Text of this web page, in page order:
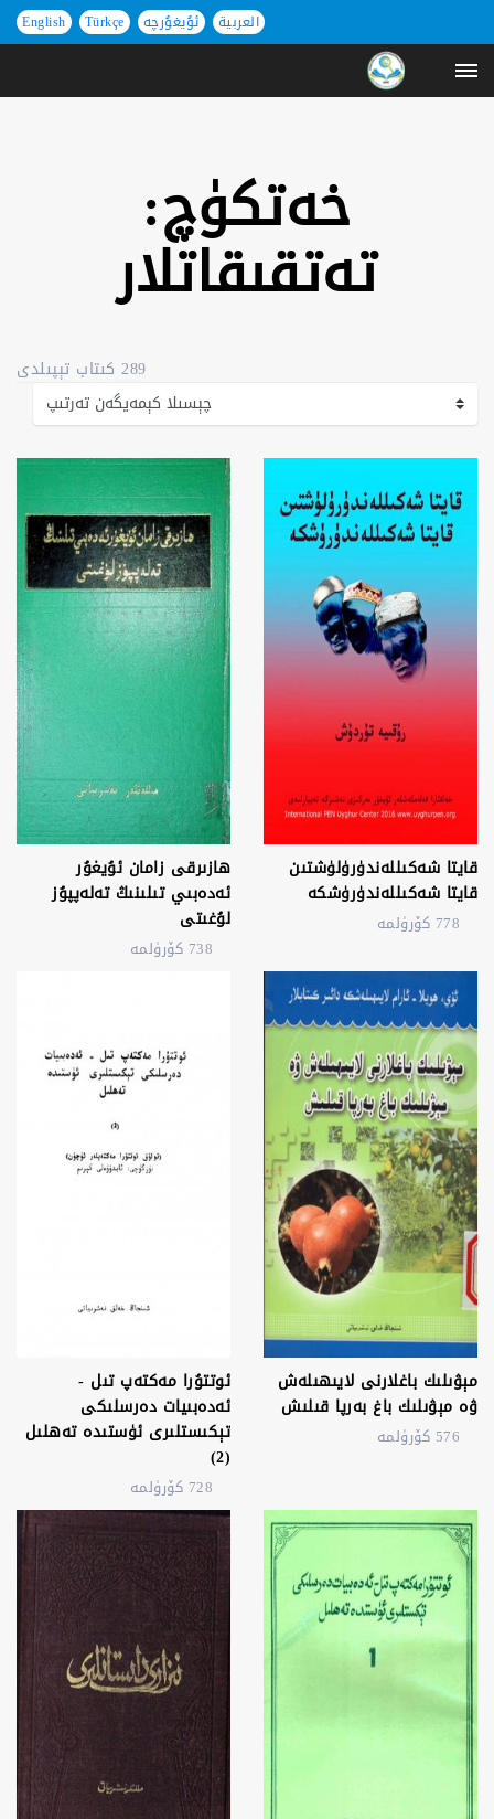
English Türkçe ئۇيغۇرچە العربية
خەتكۈچ:
تەتقىقاتلار
289 كىتاب تېپىلدى
قايتا شەكىللەندۈرۈلۈشتىن
قايتا شەكىللەندۈرۈشكە
778 كۆرۈلمە
ھازىرقى زامان ئۇيغۇر
ئەدەبىي تىلىنىڭ تەلەپپۇز
لۇغىتى
738 كۆرۈلمە
مېۋىلىك باغلارنى لايىھىلەش
ۋە مېۋىلىك باغ بەرپا قىلىش
576 كۆرۈلمە
ئوتتۇرا مەكتەپ تىل -
ئەدەبىيات دەرسلىكى
تېكىستلىرى ئۈستىدە تەھلىل
(2)
728 كۆرۈلمە